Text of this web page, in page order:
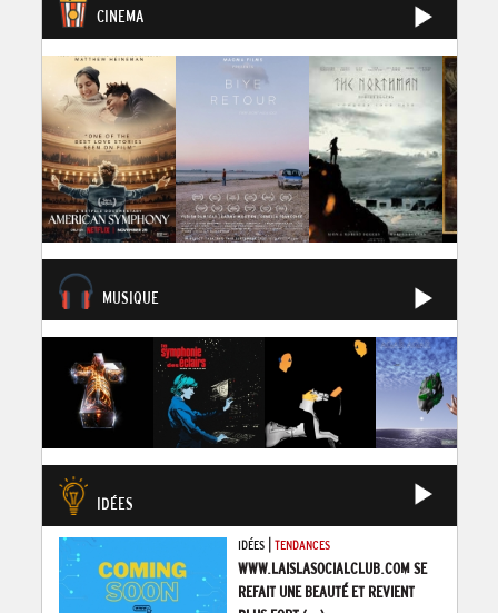
CINEMA
MUSIQUE
IDÉES
IDÉES| TENDANCES
WWW.LAISLASOCIALCLUB.COM SE
REFAIT UNE BEAUTÉ ET REVIENT